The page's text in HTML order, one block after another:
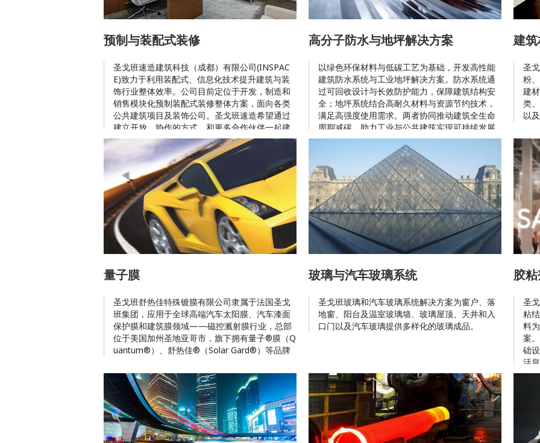
预制与装配式装修
圣戈班速造建筑科技（成都）有限公司(INSPAC
E)致力于利用装配式、信息化技术提升建筑与装
饰行业整体效率。公司目前定位于开发，制造和
销售模块化预制装配式装修整体方案，面向各类
公共建筑项目及装饰公司。圣戈班速造希望通过
建立开放、协作的方式，和更多合作伙伴一起建
立“装配式技术”生态圈。
高分子防水与地坪解决方案
以绿色环保材料与低碳工艺为基础，开发高性能
建筑防水系统与工业地坪解决方案。防水系统通
过可回收设计与长效防护能力，保障建筑结构安
全；地坪系统结合高耐久材料与资源节约技术，
满足高强度使用需求。两者协同推动建筑全生命
周期减碳，助力工业与公共建筑实现可持续发展
目标。
建
圣
粉
建
类
以
量子膜
圣戈班舒热佳特殊镀膜有限公司隶属于法国圣戈
班集团，应用于全球高端汽车太阳膜、汽车漆面
保护膜和建筑膜领域——磁控溅射膜行业，总部
位于美国加州圣地亚哥市，旗下拥有量子®膜（Q
uantum®）、舒热佳®（Solar Gard®）等品牌
玻璃与汽车玻璃系统
圣戈班玻璃和汽车玻璃系统解决方案为窗户、落
地窗、阳台及温室玻璃墙、玻璃屋顶、天井和入
口门以及汽车玻璃提供多样化的玻璃成品。
胶
圣
粘
料
案
础
活